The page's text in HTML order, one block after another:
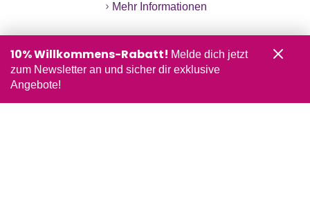
Mehr Informationen
10% Willkommens-Rabatt! Melde dich jetzt
zum Newsletter an und sicher dir exklusive
Angebote!